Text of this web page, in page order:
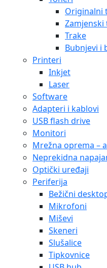
Originalni
Zamjenski
Trake
Bubnjevi i
Printeri
Inkjet
Laser
Software
Adapteri i kablovi
USB flash drive
Monitori
Mrežna oprema –
Neprekidna
Optički uređaji
Periferija
Bežični
Mikrofoni
Miševi
Skeneri
Slušalice
Tipkovnice